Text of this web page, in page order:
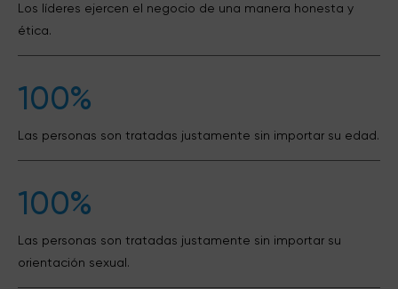
Los líderes ejercen el negocio de una manera honesta y
ética.
100%
Las personas son tratadas justamente sin importar su edad.
100%
Las personas son tratadas justamente sin importar su
orientación sexual.